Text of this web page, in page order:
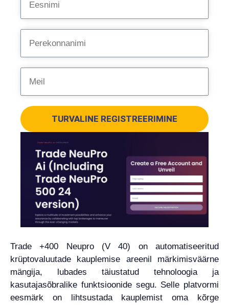
TURVALINE REGISTREERIMINE
Trade +400 Neupro (V 40) on automatiseeritud
krüptovaluutade kauplemise areenil märkimisväärne
mängija, lubades täiustatud tehnoloogia ja
kasutajasõbralike funktsioonide segu. Selle platvormi
eesmärk on lihtsustada kauplemist oma kõrge